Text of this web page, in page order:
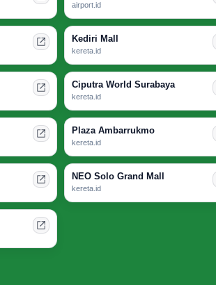
airport.id
Kediri Mall
kereta.id
Ciputra World Surabaya
kereta.id
Plaza Ambarrukmo
kereta.id
NEO Solo Grand Mall
kereta.id